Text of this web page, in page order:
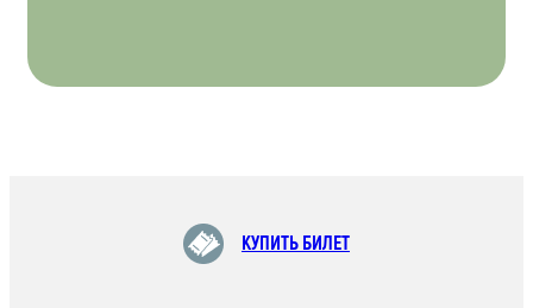
КУПИТЬ БИЛЕТ